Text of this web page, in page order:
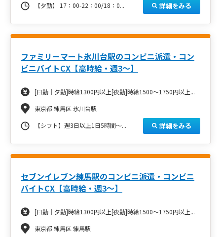
【夕勤】 17：00-22：00/18：0... 詳細をみる
ファミリーマート氷川台駅のコンビニ派遣・コン
ビニバイトCX【高時給・週3～】
[日勤｜夕勤]時給1300円以上[夜勤]時給1500～1750円以上...
東京都 練馬区 氷川台駅
【シフト】週3日以上1日5時間～... 詳細をみる
セブンイレブン練馬駅のコンビニ派遣・コンビニ
バイトCX【高時給・週3～】
[日勤｜夕勤]時給1300円以上[夜勤]時給1500～1750円以上...
東京都 練馬区 練馬駅